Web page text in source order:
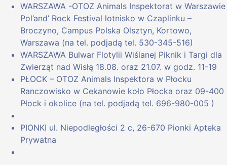
WARSZAWA -OTOZ Animals Inspektorat w Warszawie
Pol’and’ Rock Festival lotnisko w Czaplinku –
Broczyno, Campus Polska Olsztyn, Kortowo,
Warszawa (na tel. podjadą tel. 530-345-516)
WARSZAWA Bulwar Flotylii Wiślanej Piknik i Targi dla
Zwierząt nad Wisłą 18.08. oraz 21.07. w godz. 11-19
PŁOCK – OTOZ Animals Inspektora w Płocku
Ranczowisko w Cekanowie koło Płocka oraz 09-400
Płock i okolice (na tel. podjadą tel. 696-980-005 )
PIONKI ul. Niepodległości 2 c, 26-670 Pionki Apteka
Prywatna